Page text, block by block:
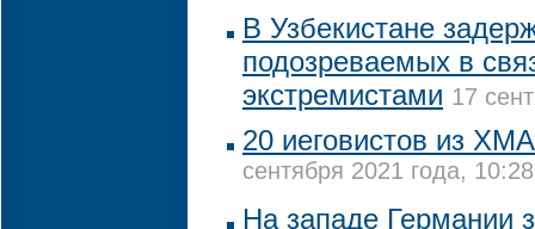
В Узбекистане
подозреваемых в
экстремистами 17
20 иеговистов из
сентября 2021 года, 10:28
На западе Германии